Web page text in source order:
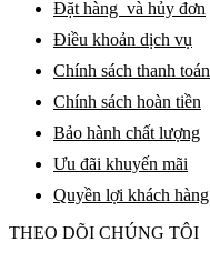
Đặt hàng và hủy đơn
Điều khoản dịch vụ
Chính sách thanh toán
Chính sách hoàn tiền
Bảo hành chất lượng
Ưu đãi khuyến mãi
Quyền lợi khách hàng
THEO DÕI CHÚNG TÔI